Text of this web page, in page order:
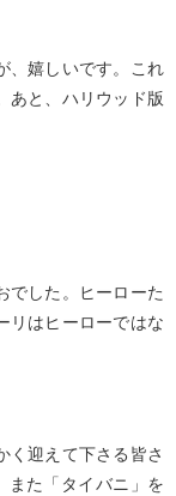
、嬉しいです。これ
あと、ハリウッド版
でした。ヒーローた
リはヒーローではな
く迎えて下さる皆さ
また「タイバニ」を